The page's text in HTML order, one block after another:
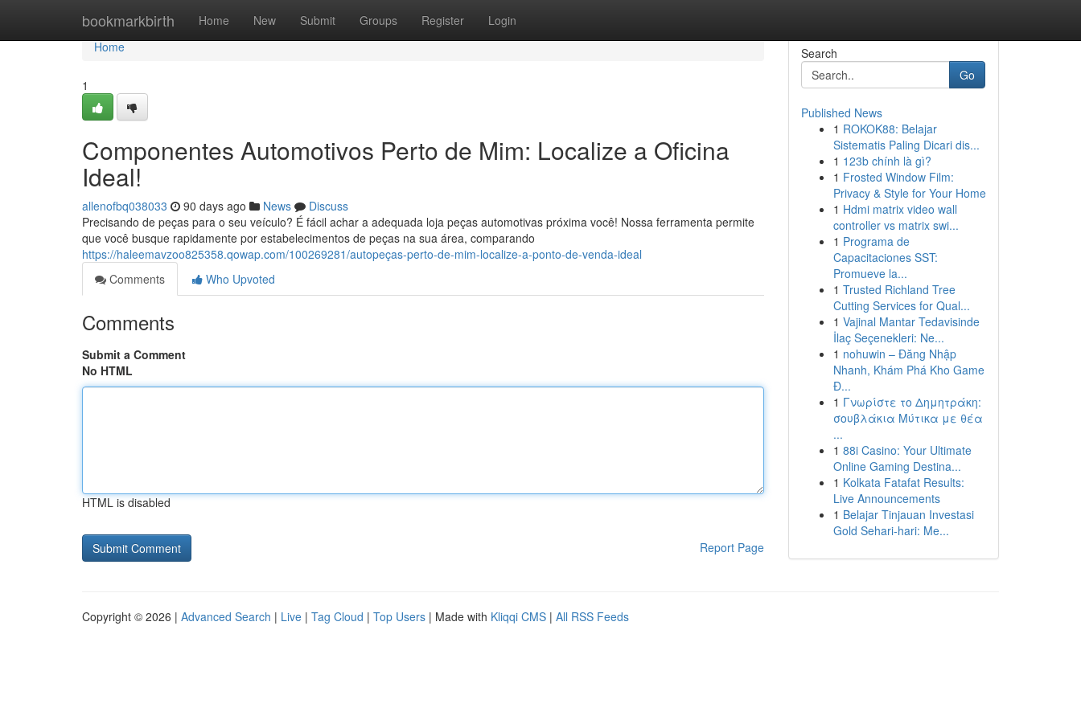
bookmarkbirth Home New Submit Groups Register Login
Home
Home
1
Componentes Automotivos Perto de Mim: Localize a Oficina
Ideal!
allenofbq038033 90 days ago News
Discuss
Precisando de peças para o seu veículo? É fácil achar a adequada loja peças automotivas próxima você! Nossa ferramenta permite
que você busque rapidamente por estabelecimentos de peças na sua área, comparando
https://haleemavzoo825358.qowap.com/100269281/autopeças-perto-de-mim-localize-a-ponto-de-venda-ideal
Comments
Who Upvoted
Comments
Submit a Comment
No HTML
HTML is disabled
Report Page
Search
Go
Published News
1 ROKOK88: Belajar
Sistematis Paling Dicari dis...
1 123b chính là gì?
1 Frosted Window Film:
Privacy & Style for Your Home
1 Hdmi matrix video wall
controller vs matrix swi...
1 Programa de
Capacitaciones SST:
Promueve la...
1 Trusted Richland Tree
Cutting Services for Qual...
1 Vajinal Mantar Tedavisinde
İlaç Seçenekleri: Ne...
1 nohuwin – Đăng Nhập
Nhanh, Khám Phá Kho Game
Đ...
1 Γνωρίστε το Δημητράκη:
σουβλάκια Μύτικα με θέα
...
1 88i Casino: Your Ultimate
Online Gaming Destina...
1 Kolkata Fatafat Results:
Live Announcements
1 Belajar Tinjauan Investasi
Gold Sehari-hari: Me...
Copyright © 2026 | Advanced Search | Live | Tag Cloud | Top Users | Made with Kliqqi CMS | All RSS Feeds